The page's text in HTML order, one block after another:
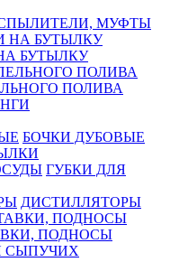
МУФТЫ
БУТЫЛКУ
ПОЛИВА
БОЧКИ ДУБОВЫЕ
ГУБКИ ДЛЯ
ДИСТИЛЛЯТОРЫ
ПОДНОСЫ